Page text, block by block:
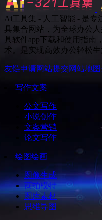
Ai工具集 - 人工智能 - 是专
具集合网站，为全球办公
具软件app下载和使用指南
术。是实现高效办公轻松
友链申请网站提交网站地图
写作文案
公文写作
小说创作
文案营销
论文写作
绘图绘画
图像生成
商拍模特
图库素材
思维导图